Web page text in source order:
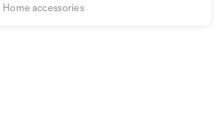
Home accessories